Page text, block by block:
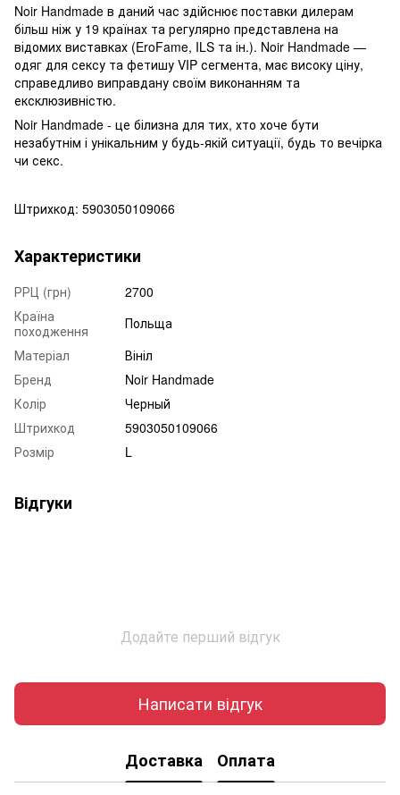
Noir Handmade в даний час здійснює поставки дилерам
більш ніж у 19 країнах та регулярно представлена на
відомих виставках (EroFame, ILS та ін.). Noir Handmade —
одяг для сексу та фетишу VIP сегмента, має високу ціну,
справедливо виправдану своїм виконанням та
ексклюзивністю.
Noir Handmade - це білизна для тих, хто хоче бути
незабутнім і унікальним у будь-якій ситуації, будь то вечірка
чи секс.
Штрихкод: 5903050109066
Характеристики
РРЦ (грн)
2700
Країна
походження
Польща
Матеріал
Вініл
Бренд
Noir Handmade
Колір
Черный
Штрихкод
5903050109066
Розмір
L
Відгуки
Додайте перший відгук
Написати відгук
Доставка Оплата